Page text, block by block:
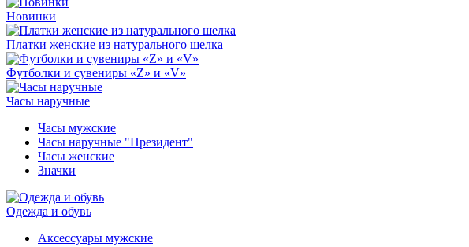
Новинки
Платки женские из натурального шелка
Футболки и сувениры «Z» и «V»
Часы наручные
Часы мужские
Часы наручные "Президент"
Часы женские
Значки
Одежда и обувь
Аксессуары мужские